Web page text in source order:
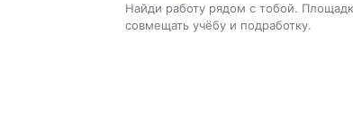
Найди работу рядом с тобой.
совмещать учёбу и подработку.